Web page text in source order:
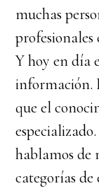
muchas
profesionales
Y hoy en día
información.
que el
hablamos de
categorías